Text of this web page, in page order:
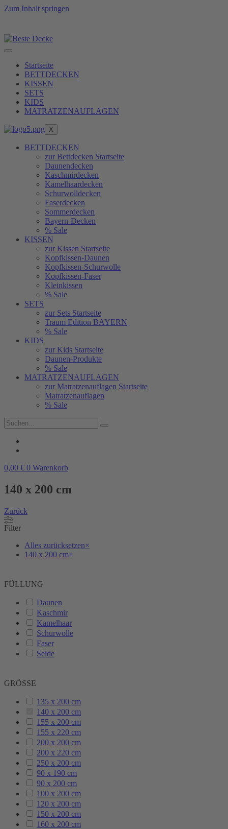
Zum Inhalt springen
Startseite
BETTDECKEN
KISSEN
SETS
KIDS
MATRATZENAUFLAGEN
X
BETTDECKEN
zur Bettdecken Startseite
Daunendecken
Kaschmirdecken
Kamelhaardecken
Schurwolldecken
Faserdecken
Sommerdecken
Bayern-Decken
% Sale
KISSEN
zur Kissen Startseite
Kopfkissen-Daunen
Kopfkissen-Schurwolle
Kopfkissen-Faser
Kleinkissen
% Sale
SETS
zur Sets Startseite
Traum Edition BAYERN
% Sale
KIDS
zur Kids Startseite
Daunen-Produkte
% Sale
MATRATZENAUFLAGEN
zur Matratzenauflagen Startseite
Matratzenauflagen
% Sale
0,00 € 0 Warenkorb
140 x 200 cm
Zurück
Filter
Alles zurücksetzen×
140 x 200 cm×
FÜLLUNG
Daunen
Kaschmir
Kamelhaar
Schurwolle
Faser
Seide
GRÖSSE
135 x 200 cm
140 x 200 cm
155 x 200 cm
155 x 220 cm
200 x 200 cm
200 x 220 cm
250 x 200 cm
90 x 190 cm
90 x 200 cm
100 x 200 cm
120 x 200 cm
150 x 200 cm
160 x 200 cm